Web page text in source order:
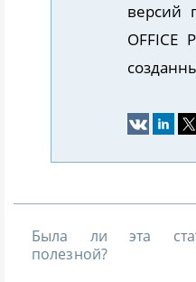
версий
OFFICE
Была ли эта
полезной?